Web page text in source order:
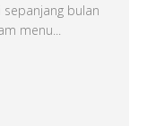
sepanjang bulan
menu...